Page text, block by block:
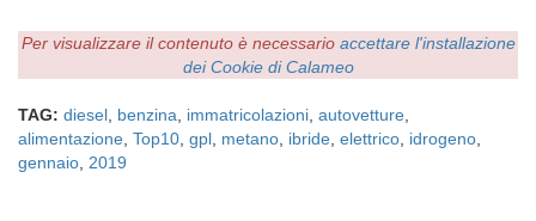
Per visualizzare il contenuto è necessario accettare l'installazione
dei Cookie di Calameo
TAG: diesel benzina immatricolazioni autovetture
alimentazione Top10 gpl metano ibride elettrico idrogeno
gennaio 2019